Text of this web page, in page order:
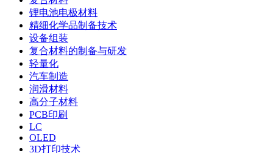
锂电池电极材料
精细化学品制备技术
设备组装
复合材料的制备与研发
轻量化
汽车制造
润滑材料
高分子材料
PCB印刷
LC
OLED
3D打印技术